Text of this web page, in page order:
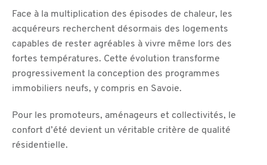
Face à la multiplication des épisodes de chaleur, les
acquéreurs recherchent désormais des logements
capables de rester agréables à vivre même lors des
fortes températures. Cette évolution transforme
progressivement la conception des programmes
immobiliers neufs, y compris en Savoie.
Pour les promoteurs, aménageurs et collectivités, le
confort d’été devient un véritable critère de qualité
résidentielle.